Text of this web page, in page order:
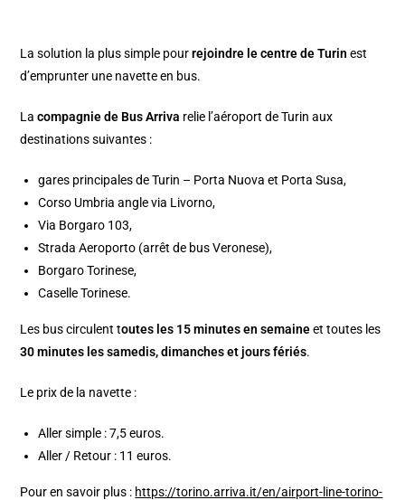
La solution la plus simple pourrejoindre le centre de Turin est
d’emprunter une navette en bus.
Lacompagnie de Bus Arriva relie l’aéroport de Turin aux
destinations suivantes :
gares principales de Turin – Porta Nuova et Porta Susa,
Corso Umbria angle via Livorno,
Via Borgaro 103,
Strada Aeroporto (arrêt de bus Veronese),
Borgaro Torinese,
Caselle Torinese.
Les bus circulent toutes les 15 minutes en semaineet toutes les
30 minutes les samedis, dimanches et jours fériés.
Le prix de la navette :
Aller simple : 7,5 euros.
Aller / Retour : 11 euros.
Pour en savoir plus : https://torino.arriva.it/en/airport-line-torino-